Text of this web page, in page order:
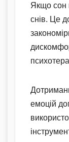
Якщо сон
снів. Це
емоцій